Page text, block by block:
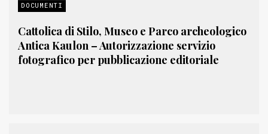
DOCUMENTI
Cattolica di Stilo, Museo e Parco archeologico
Antica Kaulon – Autorizzazione servizio
fotografico per pubblicazione editoriale